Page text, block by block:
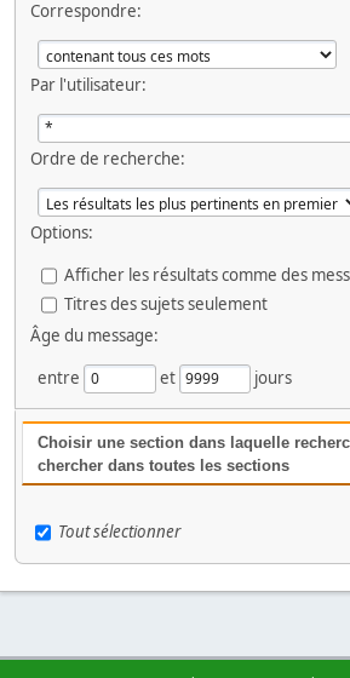
Correspondre:
Par l'utilisateur:
Ordre de recherche:
Options:
Afficher les résultats comme des
Titres des sujets seulement
Âge du message:
entre
et jours
Choisir une section dans laquelle
chercher dans toutes les sections
Tout sélectionner